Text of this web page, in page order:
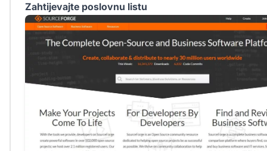
Zahtijevajte poslovnu listu